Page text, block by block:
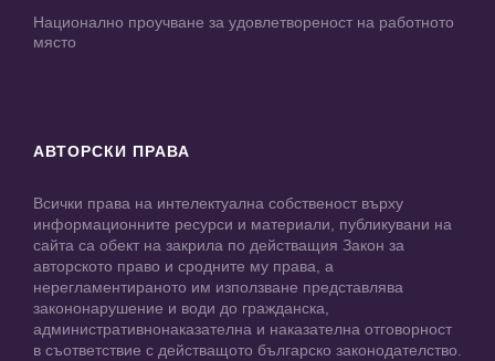
Национално проучване за удовлетвореност на работното
място
АВТОРСКИ ПРАВА
Всички права на интелектуална собственост върху
информационните ресурси и материали, публикувани на
сайта са обект на закрила по действащия Закон за
авторското право и сродните му права, а
нерегламентираното им използване представлява
закононарушение и води до гражданска,
административнонаказателна и наказателна отговорност
в съответствие с действащото българско законодателство.